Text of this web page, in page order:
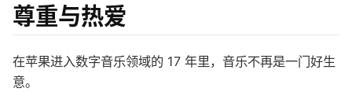
尊重与热爱
在苹果进入数字音乐领域的 17 年里，音乐不再是一门好生
意。